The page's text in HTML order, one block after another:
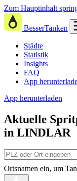
Zum Hauptinhalt
BesserTanken
Städte
Statistik
Insights
FAQ
App
App herunterladen
Aktuelle
in LINDLAR
Ortsnamen ein, um